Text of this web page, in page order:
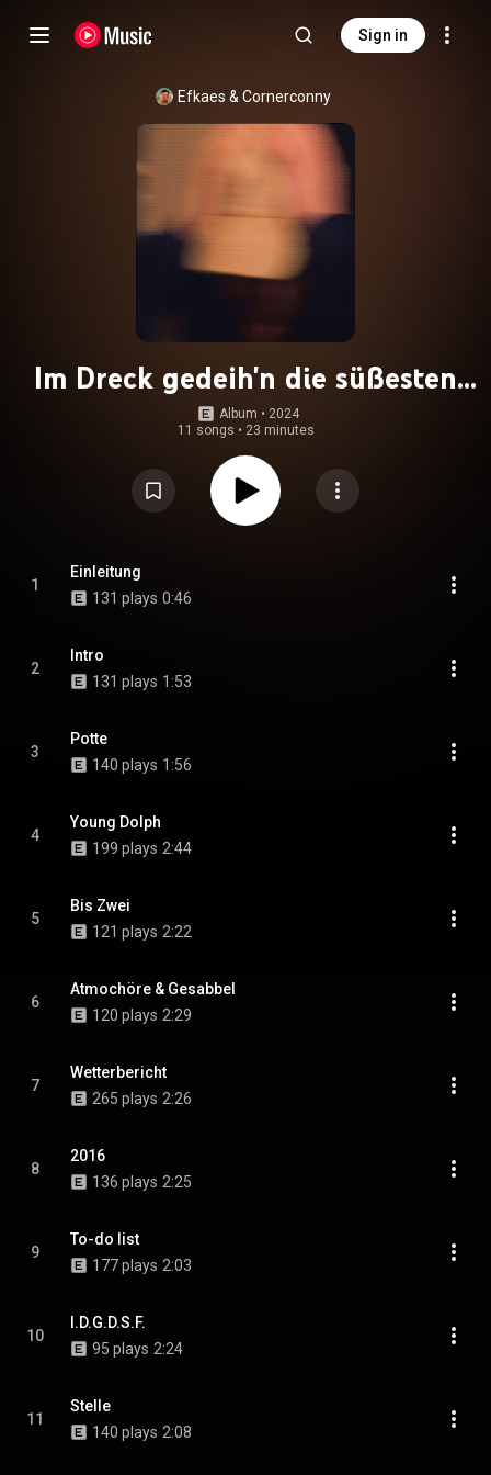
Sign in
Efkaes & Cornerconny
Im Dreck gedeih'n die süßesten
Früchte
Album • 2024
11 songs • 23 minutes
1
Einleitung
131 plays 0:46
2
Intro
131 plays 1:53
3
Potte
140 plays 1:56
4
Young Dolph
199 plays 2:44
5
Bis Zwei
121 plays 2:22
6
Atmochöre & Gesabbel
120 plays 2:29
7
Wetterbericht
265 plays 2:26
8
2016
136 plays 2:25
9
To-do list
177 plays 2:03
10
I.D.G.D.S.F.
95 plays 2:24
11
Stelle
140 plays 2:08